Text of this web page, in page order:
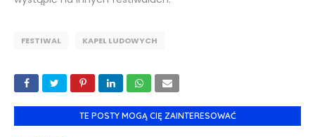
FESTIWAL KAPEL LUDOWYCH
TE POSTY MOGĄ CIĘ ZAINTERESOWAĆ